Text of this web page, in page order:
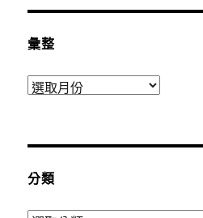
彙整
彙
分類